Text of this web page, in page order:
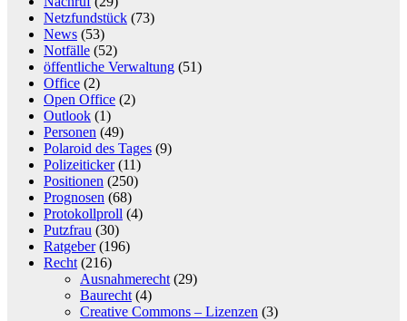
Netzfundstück (73)
News (53)
Notfälle (52)
öffentliche Verwaltung (51)
Office (2)
Open Office (2)
Outlook (1)
Personen (49)
Polaroid des Tages (9)
Polizeiticker(11)
Positionen (250)
Prognosen (68)
Protokollproll (4)
Putzfrau (30)
Ratgeber(196)
Recht (216)
Ausnahmerecht (29)
Baurecht (4)
Creative Commons – Lizenzen (3)